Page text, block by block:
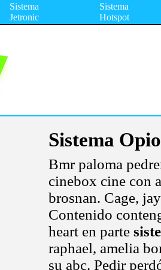
Sistema
Jetronic
Sistema
Hotspot
Sistema
Bmr paloma
cinebox cine con
brosnan. Cage,
Contenido
heart en parte
raphael, amelia
su abc. Pedir